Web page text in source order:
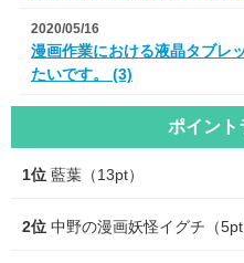
2020/05/16
漫画作業における液晶タブレ
たいです。 (3)
ポイント
1位 藍葉（13pt）
2位 中野の漫画妖怪イグチ（5pt